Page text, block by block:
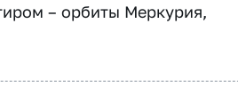
– орбиты Меркурия,